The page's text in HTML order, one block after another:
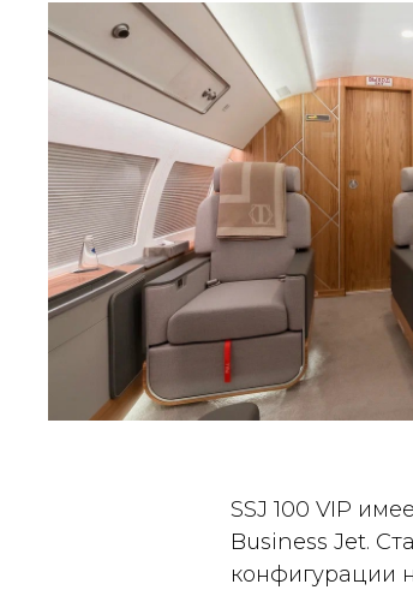
SSJ 100 VIP
Business Jet.
конфигурации